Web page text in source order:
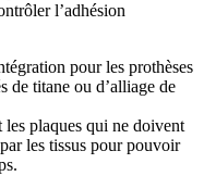
l’adhésion
pour les prothèses
de titane ou d’alliage de
les plaques qui ne doivent
les tissus pour pouvoir